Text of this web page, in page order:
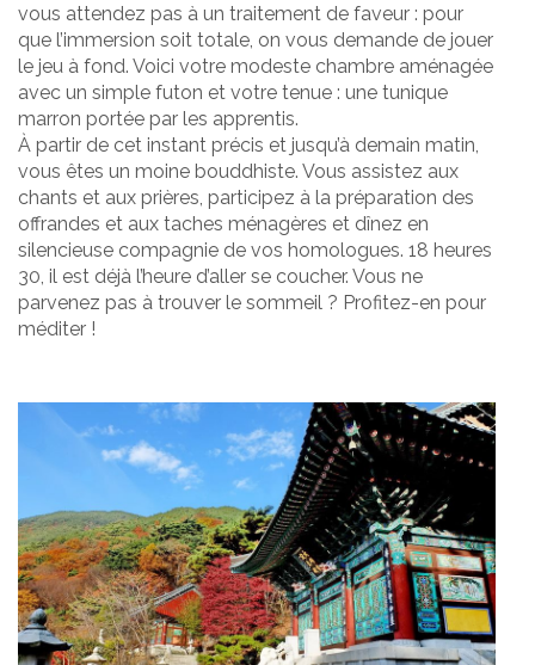
vous attendez pas à un traitement de faveur : pour
que l’immersion soit totale, on vous demande de jouer
le jeu à fond. Voici votre modeste chambre aménagée
avec un simple futon et votre tenue : une tunique
marron portée par les apprentis.
À partir de cet instant précis et jusqu’à demain matin,
vous êtes un moine bouddhiste. Vous assistez aux
chants et aux prières, participez à la préparation des
offrandes et aux taches ménagères et dînez en
silencieuse compagnie de vos homologues. 18 heures
30, il est déjà l’heure d’aller se coucher. Vous ne
parvenez pas à trouver le sommeil ? Profitez-en pour
méditer !